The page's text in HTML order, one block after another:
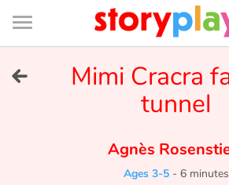
Connexion
Bibliothèque
de
page
Mimi Cracra
tunnel
Agnès
Ages 3-5 - 6 minutes